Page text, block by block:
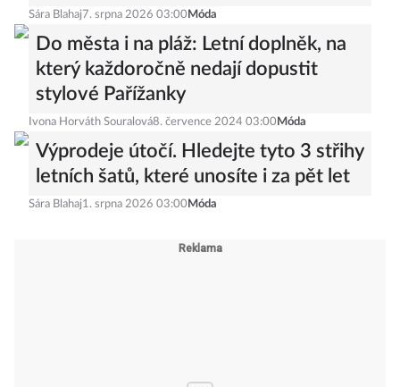
Sára Blahaj 7. srpna 2026 03:00 Móda
Do města i na pláž: Letní doplněk, na
který každoročně nedají dopustit
stylové Pařížanky
Ivona Horváth Souralová8. července 2024 03:00 Móda
Výprodeje útočí. Hledejte tyto 3 střihy
letních šatů, které unosíte i za pět let
Sára Blahaj1. srpna 2026 03:00 Móda